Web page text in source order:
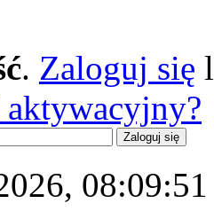
. Zaloguj się
aktywacyjny?